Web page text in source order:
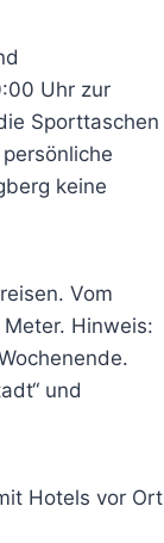
Uhr zur
Sporttaschen
keine
Vom
Hinweis:
und
Hotels vor Ort